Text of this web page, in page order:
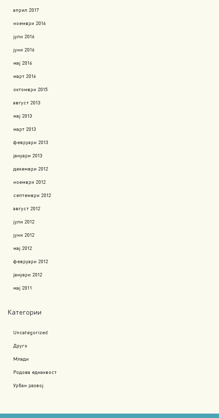
април 2017
ноември 2016
јули 2016
јуни 2016
мај 2016
март 2016
октомври 2015
август 2013
мај 2013
март 2013
февруари 2013
јануари 2013
декември 2012
ноември 2012
септември 2012
август 2012
јули 2012
јуни 2012
мај 2012
февруари 2012
јануари 2012
мај 2011
Категории
Uncategorized
Друго
Млади
Родова еднаквост
Урбан развој